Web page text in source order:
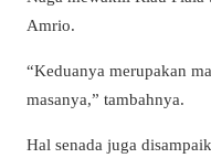
Amrio.
“Keduanya merupakan
masanya,” tambahnya.
Hal senada juga